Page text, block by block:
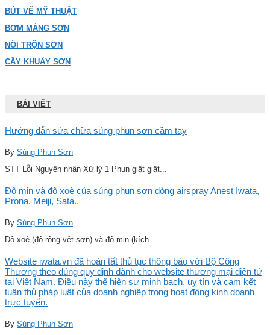
BÚT VẼ MỸ THUẬT
BƠM MÀNG SƠN
NỒI TRỘN SƠN
CÂY KHUẤY SƠN
BÀI VIẾT
Hướng dẫn sửa chữa súng phun sơn cầm tay
By Súng Phun Sơn
STT Lỗi Nguyên nhân Xử lý 1 Phun giật giật...
Độ mịn và độ xoè của súng phun sơn dòng airspray Anest Iwata,
Prona, Meiji, Sata..
By Súng Phun Sơn
Độ xoè (độ rộng vệt sơn) và độ mịn (kích...
Website iwata.vn đã hoàn tất thủ tục thông báo với Bộ Công
Thương theo đúng quy định dành cho website thương mại điện tử
tại Việt Nam. Điều này thể hiện sự minh bạch, uy tín và cam kết
tuân thủ pháp luật của doanh nghiệp trong hoạt động kinh doanh
trực tuyến.
By Súng Phun Sơn